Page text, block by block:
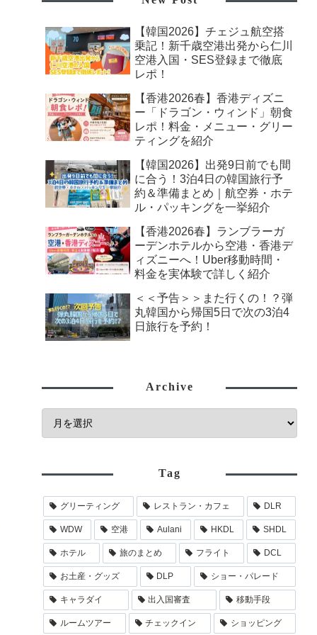
【韓国2026】チェジュ航空搭
乗記！新千歳空港出発から仁川
空港入国・SES登録まで徹底
レポ！
【香港2026春】香港ディズニ
ー「ドラゴン・ウィンド」朝食
レポ！料金・メニュー・グリー
ティングを紹介
【韓国2026】出発9日前でも間
に合う！3泊4日の韓国旅行予
約＆準備まとめ｜航空券・ホテ
ル・パッキングを一挙紹介
【香港2026春】ランブラーガ
ーデンホテルから空港・香港デ
ィズニーへ！Uber移動時間・
料金を実体験で詳しく紹介
＜＜予告＞＞また行くの！？弾
丸韓国から帰国5日で次の3泊4
日旅行を予約！
Archive
Tag
グリーティング レストラン・カフェ DLR
WDW 空港 Aulani HKDL SHDL
ホテル 旅のまとめ フライト DCL
お土産・グッズ DLP ショー・パレード
キャラダイ 出入国審査 移動手段
ルームツアー チェックイン ショッピング